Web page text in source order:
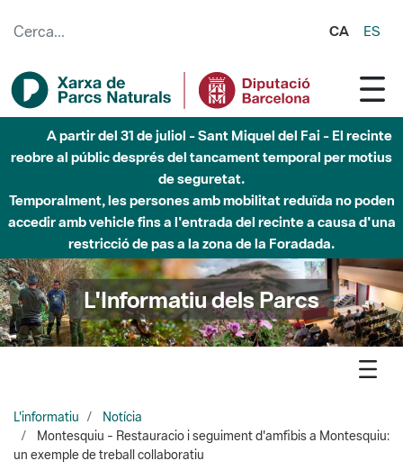
CA ES
6 d'agost - Parc Fluvial Besòs - Activació de la Fase
d'Alerta del Parc Fluvial del Besòs per pluges intenses.
Tancats els accessos al Parc.
L'Informatiu dels Parcs
L'informatiu
Notícia
Montesquiu - Restauracio i seguiment d'amfibis a Montesquiu:
MontesquiuS'hi han detectat set espècies